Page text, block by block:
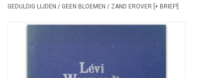
GEDULDIG LIJDEN / GEEN BLOEMEN / ZAND EROVER [+ BRIEF!]